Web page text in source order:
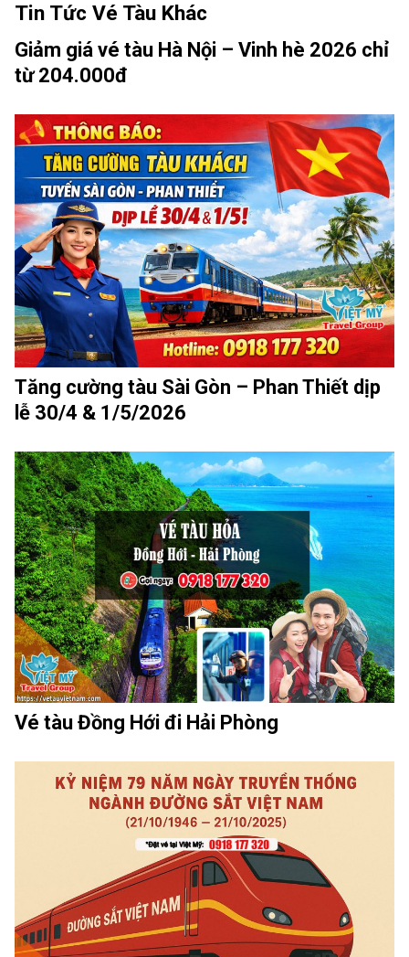
Tin Tức Vé Tàu Khác
Giảm giá vé tàu Hà Nội – Vinh hè 2026 chỉ
từ 204.000đ
Tăng cường tàu Sài Gòn – Phan Thiết dịp
lễ 30/4 & 1/5/2026
Vé tàu Đồng Hới đi Hải Phòng